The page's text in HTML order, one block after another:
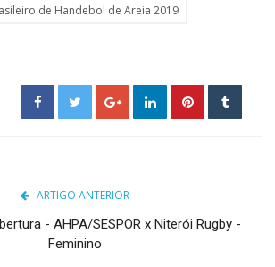
de Handebol de Areia 2019
ARTIGO ANTERIOR
- AHPA/SESPOR x Niterói Rugby -
Feminino